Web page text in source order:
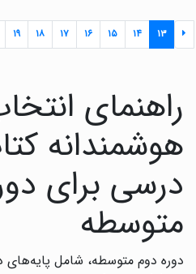
۱۳ ۱۴ ۱۵ ۱۶ ۱۷ ۱۸ ۱۹
راهنمای
هوشمندانه
درسی برای
متوسطه
دوره دوم متوسطه، شامل پایه‌های